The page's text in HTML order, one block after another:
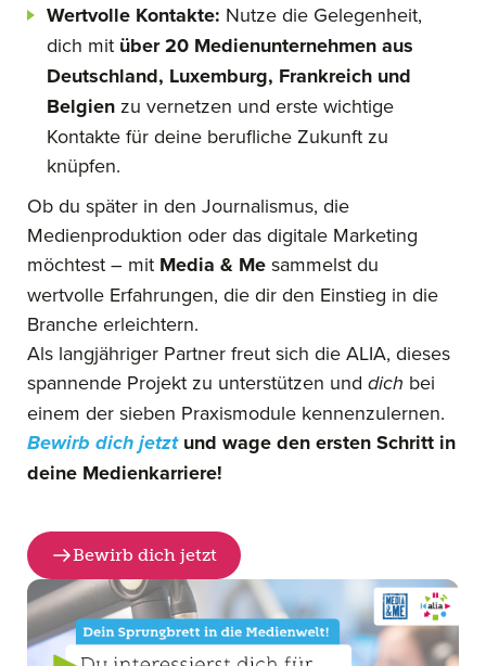
Wertvolle Kontakte: Nutze die Gelegenheit,
dich mit über 20 Medienunternehmen aus
Deutschland, Luxemburg, Frankreich und
Belgien zu vernetzen und erste wichtige
Kontakte für deine berufliche Zukunft zu
knüpfen.
Ob du später in den Journalismus, die
Medienproduktion oder das digitale Marketing
möchtest – mit Media & Me sammelst du
wertvolle Erfahrungen, die dir den Einstieg in die
Branche erleichtern.
Als langjähriger Partner freut sich die ALIA, dieses
spannende Projekt zu unterstützen und dich bei
einem der sieben Praxismodule kennenzulernen.
Bewirb dich jetztund wage den ersten Schritt in
deine Medienkarriere!
Bewirb dich jetzt